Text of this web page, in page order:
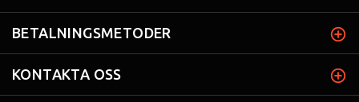
BETALNINGSMETODER
KONTAKTA OSS